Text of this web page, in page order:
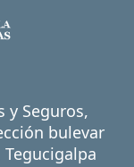
y Seguros,
bulevar
Tegucigalpa